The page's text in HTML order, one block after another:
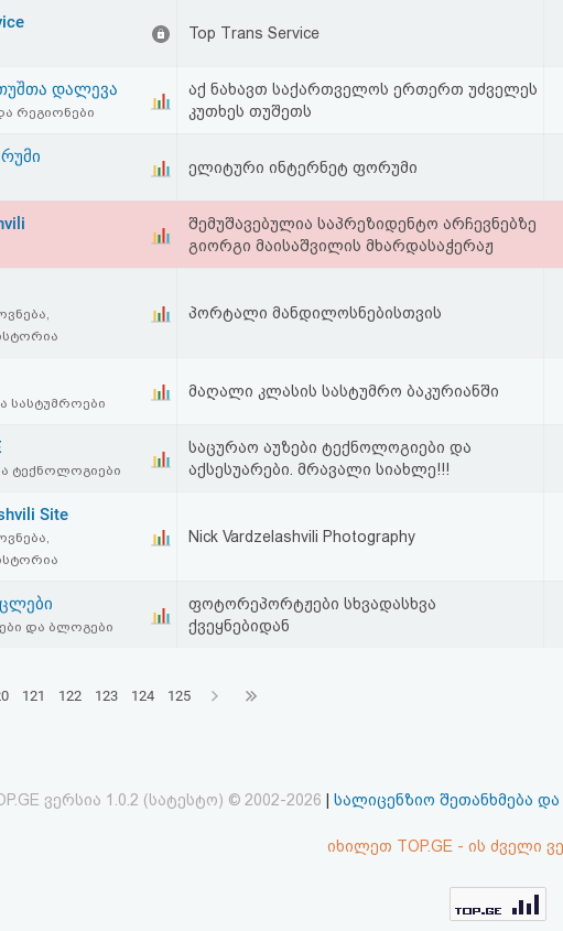
Top Trans Service
დალევა
რეგიონები
აქ ნახავთ საქართველოს ერთერთ უძველეს
კუთხეს თუშეთს
ელიტური ინტერნეტ ფორუმი
შემუშავებულია საპრეზიდენტო არჩევნებზე
გიორგი მაისაშვილის მხარდასაჭერაჟ
პორტალი მანდილოსნებისთვის
სასტუმროები
მაღალი კლასის სასტუმრო ბაკურიანში
ტექნოლოგიები
საცურაო აუზები ტექნოლოგიები და
აქსესუარები. მრავალი სიახლე!!!
Site
Nick Vardzelashvili Photography
და ბლოგები
ფოტორეპორტჟები სხვადასხვა
ქვეყნებიდან
121 122 123 124 125
ვერსია 1.0.2 (სატესტო) © 2002-2026 სალიცენზიო შეთანხმება
იხილეთ TOP.GE - ის ძველი